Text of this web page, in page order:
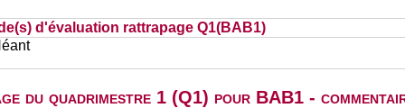
d'évaluation rattrapage Q1(BAB1)
du quadrimestre 1 (Q1) pour BAB1 -